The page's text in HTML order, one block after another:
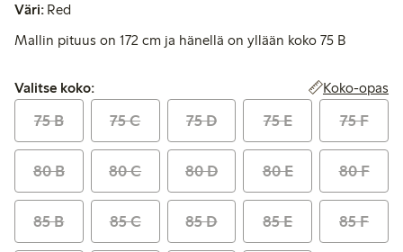
Väri: Red
Mallin pituus on 172 cm ja hänellä on yllään koko 75 B
Valitse koko:
Valitse koko: Koko-opas
75 B 75 C 75 D 75 E 75 F
80 B 80 C 80 D 80 E 80 F
85 B 85 C 85 D 85 E 85 F